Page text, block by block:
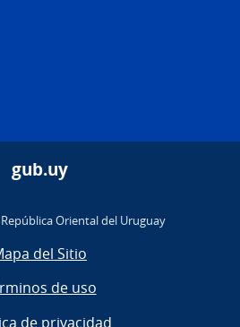
gub.uy
Oriental del Uruguay
del Sitio
de uso
de privacidad